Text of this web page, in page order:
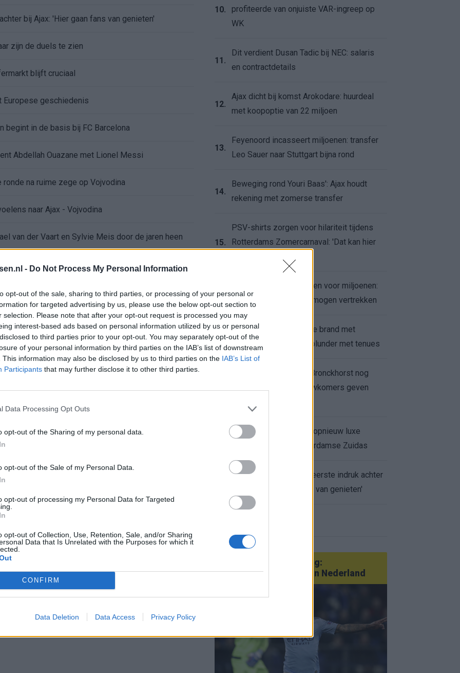
- Do Not Process My Personal Information
opt-out of the sale, sharing to third parties, or processing of your personal or
for targeted advertising by us, please use the below opt-out section to
selection. Please note that after your opt-out request is processed you may
interest-based ads based on personal information utilized by us or personal
to third parties prior to your opt-out. You may separately opt-out of the
of your personal information by third parties on the IAB’s list of downstream
This information may also be disclosed by us to third parties on the IAB’s List of
Participants that may further disclose it to other third parties.
Data Processing Opt Outs
opt-out of the Sharing of my personal data.
opt-out of the Sale of my Personal Data.
opt-out of processing my Personal Data for Targeted
opt-out of Collection, Use, Retention, Sale, and/or Sharing
Data that Is Unrelated with the Purposes for which it
CONFIRM
Data Deletion Data Access Privacy Policy
bij Ajax: 'Hier gaan fans van genieten'
zijn de duels te zien
blijft cruciaal
Europese geschiedenis
begint in de basis bij FC Barcelona
Abdellah Ouazane met Lionel Messi
na ruime zege op Vojvodina
naar Ajax - Vojvodina
van der Vaart en Sylvie Meis door de jaren heen
Ajax en FC Twente in Europa
"Kampioen met Jong Ajax"
geschiedenis met rode kaart in WK-finale
League? Dit zijn de belangrijke data
terugkeer: NEC onderzoekt komst van Ajax-icoon
10.
profiteerde van onjuiste VAR-ingreep op
WK
11.
Dit verdient Dusan Tadic bij NEC: salaris
en contractdetails
12.
Ajax dicht bij komst Arokodare: huurdeal
met koopoptie van 22 miljoen
13.
Feyenoord incasseert miljoenen: transfer
Leo Sauer naar Stuttgart bijna rond
14.
Beweging rond Youri Baas': Ajax houdt
rekening met zomerse transfer
15.
PSV-shirts zorgen voor hilariteit tijdens
Rotterdams Zomercarnaval: 'Dat kan hier
16.
Feyenoord zet deur open voor miljoenen:
Ueda en Hadj Moussa mogen vertrekken
17.
Ajax helpt Burnley uit de brand met
afgeknipte sokken na blunder met tenues
Feyenoord onder Van Bronckhorst nog
altijd ongeslagen: nieuwkomers geven
Hakim Ziyech verhuurt opnieuw luxe
appartement op Amsterdamse Zuidas
Marcos Leonardo laat eerste indruk achter
bij Ajax: 'Hier gaan fans van genieten'
Van Götze tot Sterling:
statementtransfers in Nederland